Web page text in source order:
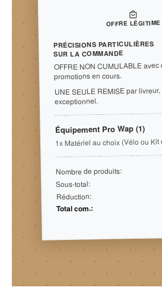
OFFRE LÉGITIME
PRÉCISIONS PARTICULIÈRES
SUR LA COMMANDE
OFFRE NON CUMULABLE avec
promotions en cours.
UNE SEULE REMISE par
exceptionnel.
Équipement Pro Wap (1)
1x Matériel au choix (Vélo ou
Nombre de produits:
Sous-total:
Réduction:
Total com.: